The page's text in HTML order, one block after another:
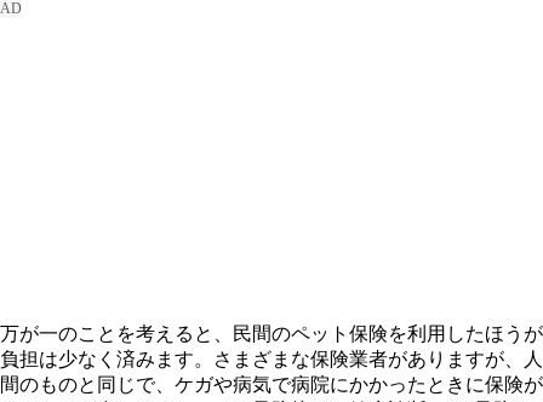
万が一のことを考えると、民間のペット保険を利用したほうが
負担は少なく済みます。さまざまな保険業者がありますが、人
間のものと同じで、ケガや病気で病院にかかったときに保険が